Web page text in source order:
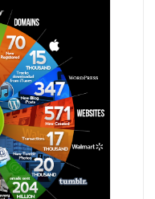
夜〉
中